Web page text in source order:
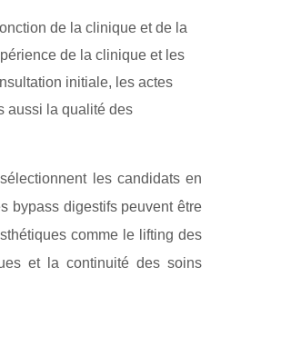
de la clinique et de la
de la clinique et les
initiale, les actes
aussi la qualité des
les candidats en
bypass digestifs peuvent être
comme le lifting des
et la continuité des soins